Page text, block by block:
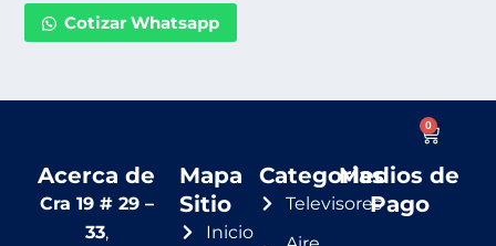
0
Cart
Cotizar Whatsapp
Acerca de
Cra 19 # 29 –
33,
Mapa
Sitio
Inicio
Categorias
Televisores
Medios de
Pago